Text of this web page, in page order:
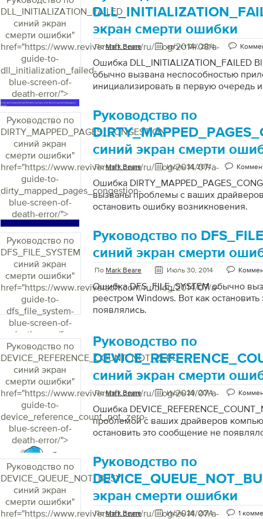
DLL_INITIALIZATION_FAILED
синий экран
смерти ошибки"
href="https://www.reviversoft.com/ru/blog/2014/08/a-
guide-to-
dll_initialization_failed-
blue-screen-of-
death-error/">
экран смерти ошибки
ПоMark Beare август 04, 2014
Ошибка DLL_INITIALIZATION_FAILED
обычно вызвана неспособностью
инициализировать в первую очередь
доступа (RAS) также может вызвать
Первоначально использование
предназначено для отчетов об
собирать данные о неисправностях
обеспечения и затем отправлять их в
проявляется, создавая окно
что инициализация завершилась
процесс ненормально всякий раз,
пытается получить доступ к панели
Service Tool также исчезнет с панели
Руководство по
DIRTY_MAPPED_PAGES_CONGESTION
синий экран
смерти ошибки"
href="https://www.reviversoft.com/ru/blog/2014/07/a-
guide-to-
dirty_mapped_pages_congestion-
blue-screen-of-
death-error/">
Руководство по
синий экран смерти
ПоMark Beare Июль 31, 2014
Ошибка
вызваны проблемы с ваших
остановить ошибку возникновения.
Руководство по
DFS_FILE_SYSTEM
синий экран
смерти ошибки"
href="https://www.reviversoft.com/ru/blog/2014/07/a-
guide-to-
dfs_file_system-
blue-screen-of-
death-error/">
Руководство по
синий экран смерти
По Mark Beare Июль 30, 2014
Ошибка DFS_FILE_SYSTEM обычно
реестром Windows. Вот как
появлялись.
Руководство по
DEVICE_REFERENCE_COUNT_NOT_ZERO
синий экран
смерти ошибки"
href="https://www.reviversoft.com/ru/blog/2014/07/a-
guide-to-
device_reference_count_not_zero-
blue-screen-of-
death-error/">
Руководство по
синий экран смерти
ПоMark Beare Июль 29, 2014
Ошибка
проблемой с ваших драйверов
остановить это сообщение не
Руководство по
DEVICE_QUEUE_NOT_BUSY
синий экран
смерти ошибки"
href="https://www.reviversoft.com/ru/blog/2014/07/a-
Руководство по
экран смерти ошибки
ПоMark Beare Июль 28, 2014 1